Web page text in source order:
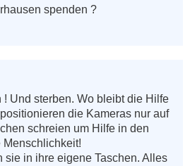
spenden ?
Und sterben. Wo bleibt die Hilfe
die Kameras nur auf
schreien um Hilfe in den
Menschlichkeit!
sie in ihre eigene Taschen. Alles